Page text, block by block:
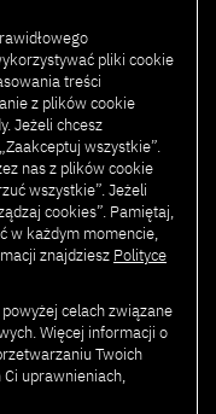
pliki cookie
treści
z plików cookie
Jeżeli chcesz
wszystkie”.
nas z plików cookie
wszystkie”. Jeżeli
cookies”. Pamiętaj,
w każdym momencie,
znajdziesz Polityce
celach związane
Więcej informacji o
Twoich
Ci uprawnieniach,